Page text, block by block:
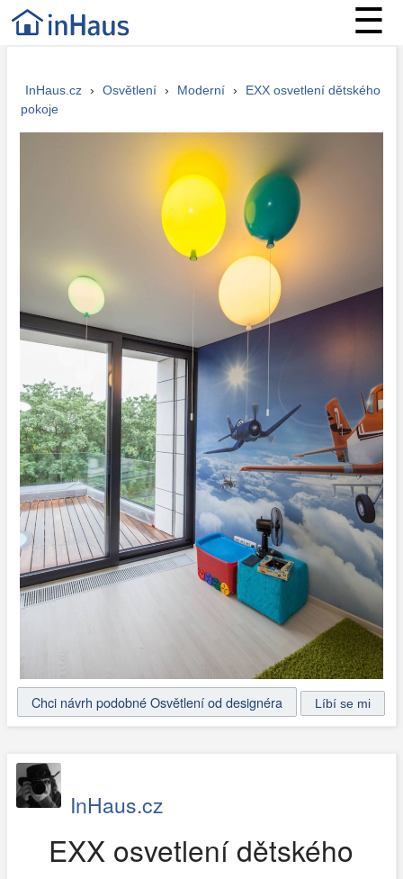
☰
InHaus.cz › Osvětlení › Moderní ›
EXX osvetlení dětského
pokoje
Chci návrh podobné Osvětlení od designéra
InHaus.cz
EXX osvetlení dětského